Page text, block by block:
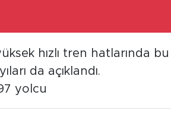
hızlı tren hatlarında bu
da açıklandı.
yolcu